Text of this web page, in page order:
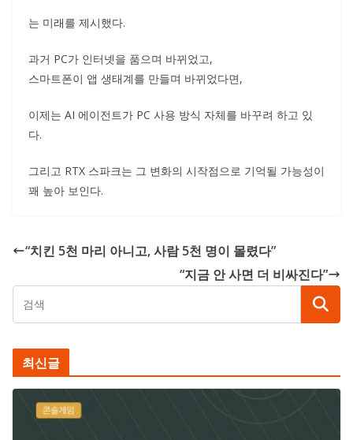
는 미래를 제시했다.
과거 PC가 인터넷을 품으며 바뀌었고,
스마트폰이 앱 생태계를 만들며 바뀌었다면,
이제는 AI 에이전트가 PC 사용 방식 자체를 바꾸려 하고 있
다.
그리고 RTX 스파크는 그 변화의 시작점으로 기억될 가능성이
꽤 높아 보인다.
“치킨 5천 마리 아니고, 사람 5천 명이 몰렸다”
“지금 안 사면 더 비싸진다”
최신글